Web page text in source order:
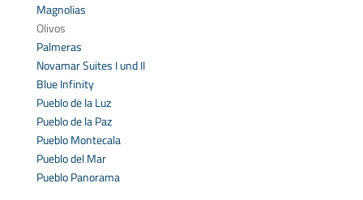
Magnolias
Olivos
Palmeras
Novamar Suites I und II
Blue Infinity
Pueblo de la Luz
Pueblo de la Paz
Pueblo Montecala
Pueblo del Mar
Pueblo Panorama